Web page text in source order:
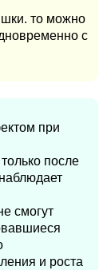
то можно
с
при
после
смогут
и роста